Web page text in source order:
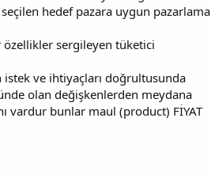
hedef pazara uygun pazarlama
sergileyen tüketici
ve ihtiyaçları doğrultusunda
olan değişkenlerden meydana
vardur bunlar maul (product) FİYAT